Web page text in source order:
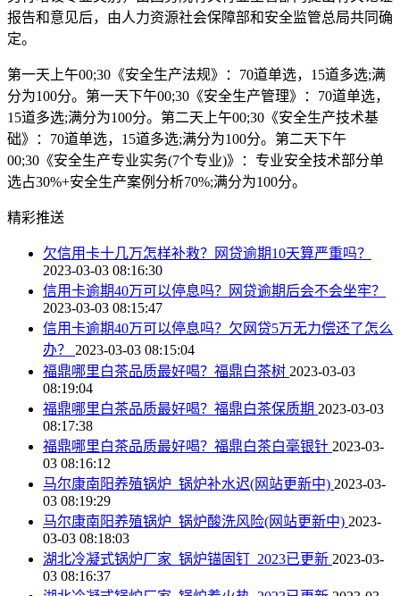
报告和意见后，由人力资源社会保障部和安全监管总局共同确
定。
第一天上午00;30《安全生产法规》：70道单选，15道多选;满
分为100分。第一天下午00;30《安全生产管理》：70道单选，
15道多选;满分为100分。第二天上午00;30《安全生产技术基
础》：70道单选，15道多选;满分为100分。第二天下午
00;30《安全生产专业实务(7个专业)》：专业安全技术部分单
选占30%+安全生产案例分析70%;满分为100分。
精彩推送
欠信用卡十几万怎样补救？网贷逾期10天算严重吗？
2023-03-03 08:16:30
信用卡逾期40万可以停息吗？网贷逾期后会不会坐牢？
2023-03-03 08:15:47
信用卡逾期40万可以停息吗？欠网贷5万无力偿还了怎么
办？ 2023-03-03 08:15:04
福鼎哪里白茶品质最好喝？福鼎白茶树 2023-03-03
08:19:04
福鼎哪里白茶品质最好喝？福鼎白茶保质期 2023-03-03
08:17:38
福鼎哪里白茶品质最好喝？福鼎白茶白毫银针 2023-03-
03 08:16:12
马尔康南阳养殖锅炉_锅炉补水迟(网站更新中) 2023-03-
03 08:19:29
马尔康南阳养殖锅炉_锅炉酸洗风险(网站更新中) 2023-
03-03 08:18:03
湖北冷凝式锅炉厂家_锅炉锚固钉_2023已更新 2023-03-
03 08:16:37